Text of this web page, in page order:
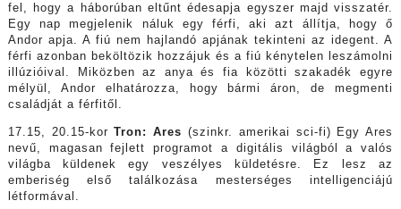
fel, hogy a háborúban eltűnt édesapja egyszer majd visszatér.
Egy nap megjelenik náluk egy férfi, aki azt állítja, hogy ő
Andor apja. A fiú nem hajlandó apjának tekinteni az idegent. A
férfi azonban beköltözik hozzájuk és a fiú kénytelen leszámolni
illúzióival. Miközben az anya és fia közötti szakadék egyre
mélyül, Andor elhatározza, hogy bármi áron, de megmenti
családját a férfitől.
17.15, 20.15-korTron: Ares (szinkr. amerikai sci-fi) Egy Ares
nevű, magasan fejlett programot a digitális világból a valós
világba küldenek egy veszélyes küldetésre. Ez lesz az
emberiség első találkozása mesterséges intelligenciájú
létformával.